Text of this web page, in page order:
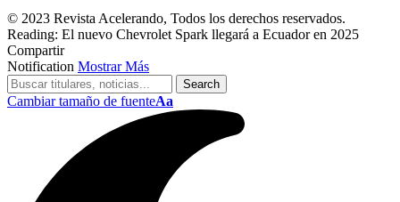
© 2023 Revista Acelerando, Todos los derechos reservados.
Reading: El nuevo Chevrolet Spark llegará a Ecuador en 2025
Compartir
Notification Mostrar Más
Cambiar tamaño de fuenteAa